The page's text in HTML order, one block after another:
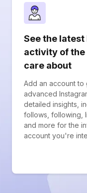
See the
activity of the
care about
Add an account to
advanced
detailed insights,
follows, following,
and more for the
account you're